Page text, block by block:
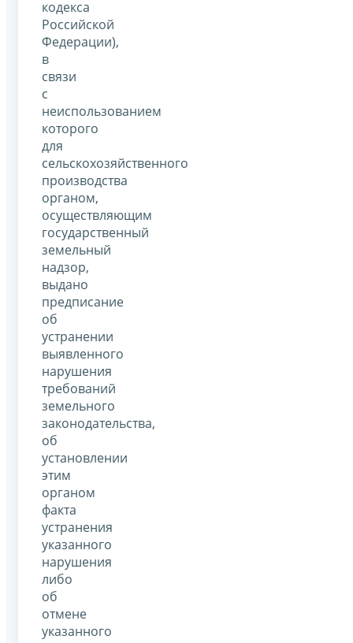
кодекса
Российской
Федерации),
в
связи
с
неиспользованием
которого
для
сельскохозяйственного
производства
органом,
осуществляющим
государственный
земельный
надзор,
выдано
предписание
об
устранении
выявленного
нарушения
требований
земельного
законодательства,
об
установлении
этим
органом
факта
устранения
указанного
нарушения
либо
об
отмене
указанного